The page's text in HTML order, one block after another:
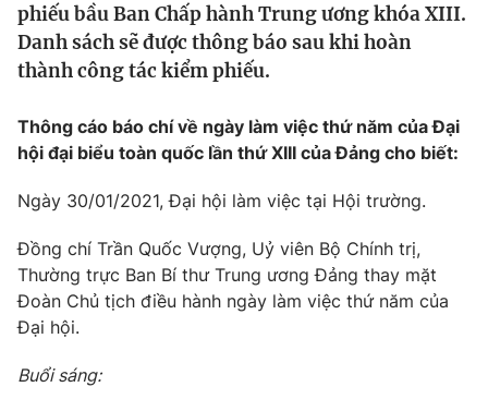
Thế giới
Tin tức
Câu chuyện quốc tế
Tài chính
Dữ liệu và đời sống
Truyền hình
Phim VTV
Hậu trường
Khán giả
Giải trí
Điện ảnh
Âm nhạc
Đời sống
Du lịch
phiếu bầu Ban Chấp hành Trung ương khóa XIII.
Danh sách sẽ được thông báo sau khi hoàn
thành công tác kiểm phiếu.
Thông cáo báo chí về ngày làm việc thứ năm của Đại
hội đại biểu toàn quốc lần thứ XIII của Đảng cho biết:
Ngày 30/01/2021, Đại hội làm việc tại Hội trường.
Đồng chí Trần Quốc Vượng, Uỷ viên Bộ Chính trị,
Thường trực Ban Bí thư Trung ương Đảng thay mặt
Đoàn Chủ tịch điều hành ngày làm việc thứ năm của
Đại hội.
Buổi sáng: